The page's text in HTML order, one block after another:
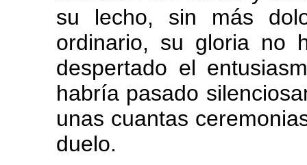
su lecho, sin más
ordinario, su gloria no
despertado el
habría pasado
unas cuantas
duelo.